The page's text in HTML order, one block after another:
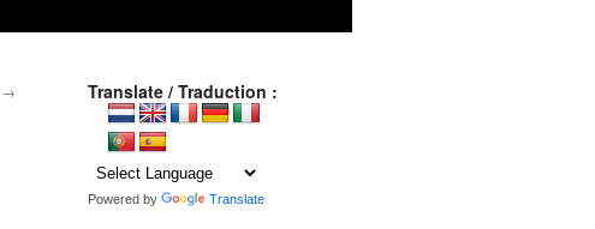
→ Translate / Traduction :
Powered by Translate